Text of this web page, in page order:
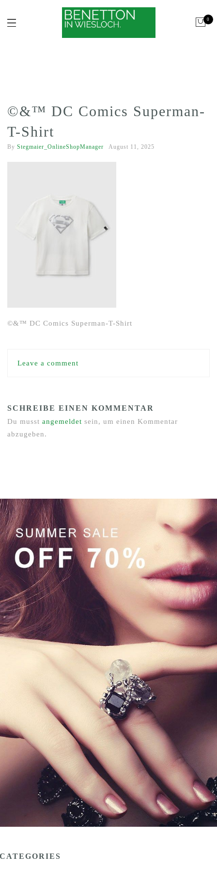
0
©&™ DC Comics Superman-
T-Shirt
By Stegmaier_OnlineShopManager August 11, 2025
©&™ DC Comics Superman-T-Shirt
Leave a comment
SCHREIBE EINEN KOMMENTAR
Du musst angemeldet sein, um einen Kommentar
abzugeben.
CATEGORIES